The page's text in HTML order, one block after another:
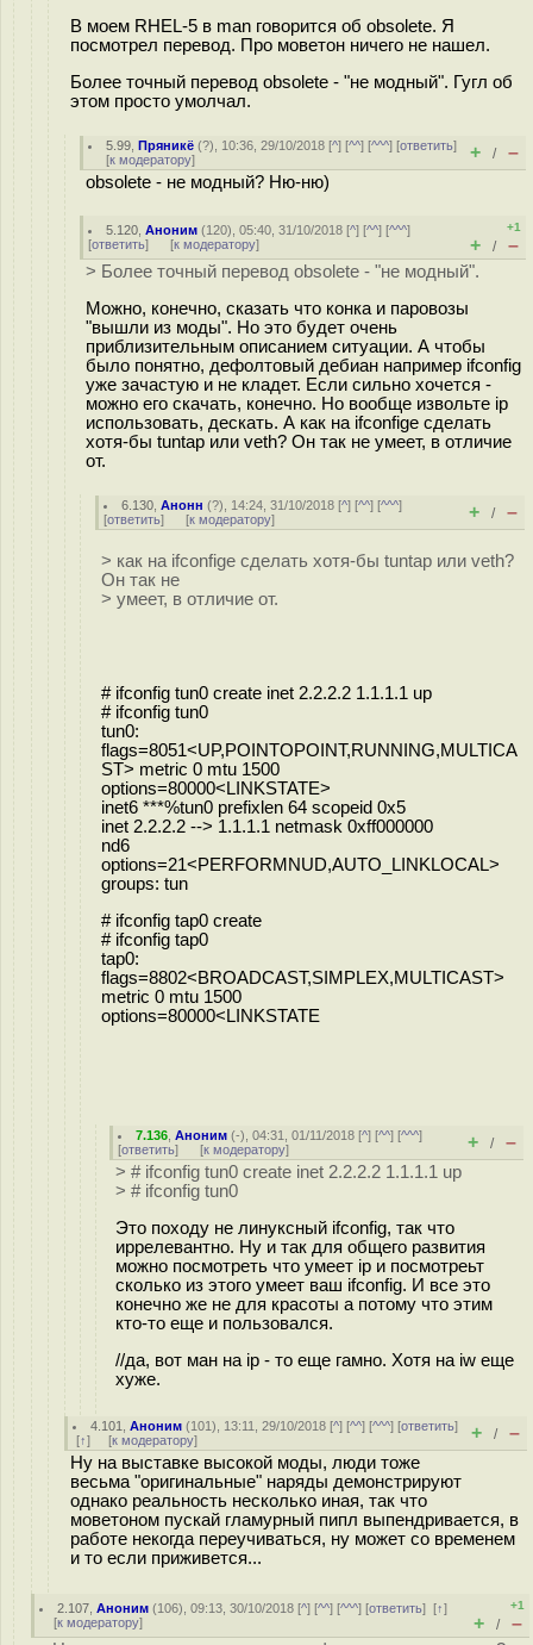
В моем RHEL-5 в man говорится об obsolete. Я
посмотрел перевод. Про моветон ничего не нашел.
Более точный перевод obsolete - "не модный". Гугл об
этом просто умолчал.
5.99 ,Пряникё (?), 10:36, 29/10/2018 [^] [^^] [^^^] [ответить]
[к модератору] + / –
obsolete - не модный? Ню-ню)
5.120 ,Аноним (120), 05:40, 31/10/2018 [^] [^^] [^^^]
[ответить] [к модератору]
+1
+ / –
> Более точный перевод obsolete - "не модный".
Можно, конечно, сказать что конка и паровозы
"вышли из моды". Но это будет очень
приблизительным описанием ситуации. А чтобы
было понятно, дефолтовый дебиан например ifconfig
уже зачастую и не кладет. Если сильно хочется -
можно его скачать, конечно. Но вообще извольте ip
использовать, дескать. А как на ifconfige сделать
хотя-бы tuntap или veth? Он так не умеет, в отличие
от.
6.130 ,Анонн (?), 14:24, 31/10/2018 [^] [^^] [^^^]
[ответить] [к модератору] + / –
> как на ifconfige сделать хотя-бы tuntap или veth?
Он так не
> умеет, в отличие от.
# ifconfig tun0 create inet 2.2.2.2 1.1.1.1 up
# ifconfig tun0
tun0:
flags=8051<UP,POINTOPOINT,RUNNING,MULTICA
ST> metric 0 mtu 1500
options=80000<LINKSTATE>
inet6 ***%tun0 prefixlen 64 scopeid 0x5
inet 2.2.2.2 --> 1.1.1.1 netmask 0xff000000
nd6
options=21<PERFORMNUD,AUTO_LINKLOCAL>
groups: tun
# ifconfig tap0 create
# ifconfig tap0
tap0:
flags=8802<BROADCAST,SIMPLEX,MULTICAST>
metric 0 mtu 1500
options=80000<LINKSTATE
7.136 ,Аноним (-), 04:31, 01/11/2018 [^] [^^] [^^^]
[ответить] [к модератору] + / –
> # ifconfig tun0 create inet 2.2.2.2 1.1.1.1 up
> # ifconfig tun0
Это походу не линуксный ifconfig, так что
иррелевантно. Ну и так для общего развития
можно посмотреть что умеет ip и посмотреьт
сколько из этого умеет ваш ifconfig. И все это
конечно же не для красоты а потому что этим
кто-то еще и пользовался.
//да, вот ман на ip - то еще гамно. Хотя на iw еще
хуже.
4.101 ,Аноним (101), 13:11, 29/10/2018 [^] [^^] [^^^] [ответить]
[↑] [к модератору] + / –
Ну на выставке высокой моды, люди тоже
весьма "оригинальные" наряды демонстрируют
однако реальность несколько иная, так что
моветоном пускай гламурный пипл выпендривается, в
работе некогда переучиваться, ну может со временем
и то если приживется...
2.107 ,Аноним (106), 09:13, 30/10/2018 [^] [^^] [^^^] [ответить][↑]
[к модератору]
+1
+ / –